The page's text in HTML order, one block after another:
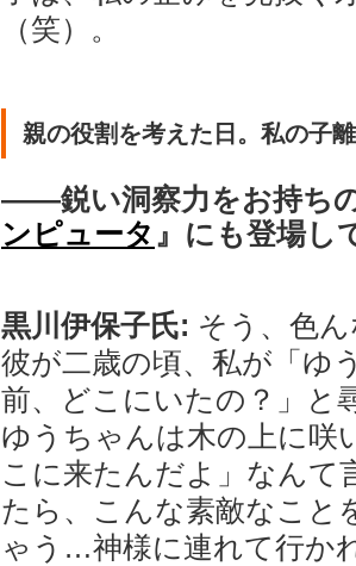
（笑）。
親の役割を考えた日。私の子
――鋭い洞察力をお持ち
ンピュータ 』にも登場し
黒川伊保子氏: そう、色
彼が二歳の頃、私が「ゆ
前、どこにいたの？」
ゆうちゃんは木の上に咲
こに来たんだよ」なんて
たら、こんな素敵なこと
ゃう…神様に連れて行か